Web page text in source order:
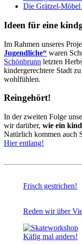
Die Grätzel-Möbel
Ideen für eine
Im Rahmen unseres
Jugendliche“ waren
Schönbrunn letzten
kindergerechtere Stadt
wohlfühlen.
Reingehört!
In der zweiten Folge
wir darüber, wie ein
Natürlich kommen auch
Hier entlang!
Frisch gestrichen!
Reden wir über
Käfig mal anders!